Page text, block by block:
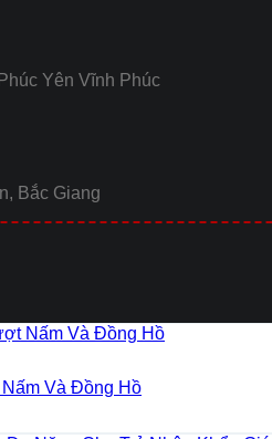
Yên Vĩnh Phúc
Bắc Giang
Và Đồng Hồ